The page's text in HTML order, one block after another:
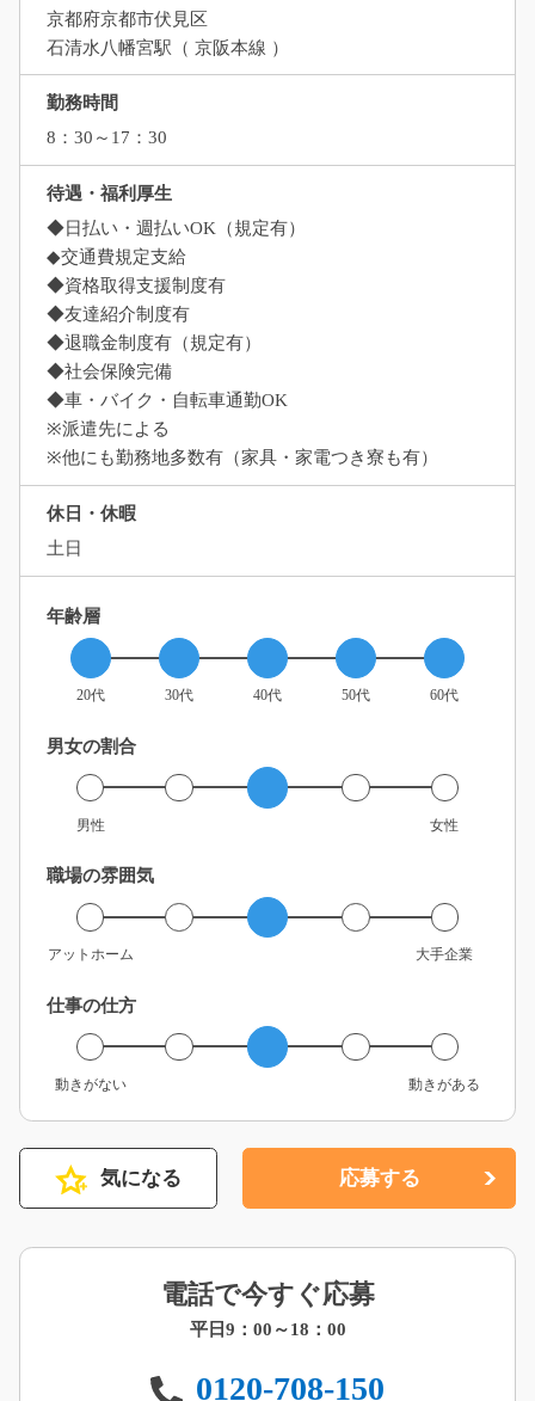
京都府京都市伏見区
石清水八幡宮駅（ 京阪本線 ）
勤務時間
8：30～17：30
待遇・福利厚生
◆日払い・週払いOK（規定有）
◆交通費規定支給
◆資格取得支援制度有
◆友達紹介制度有
◆退職金制度有（規定有）
◆社会保険完備
◆車・バイク・自転車通勤OK
※派遣先による
※他にも勤務地多数有（家具・家電つき寮も有）
休日・休暇
土日
年齢層
20代 30代 40代 50代 60代
男女の割合
男性 女性
職場の雰囲気
アットホーム 大手企業
仕事の仕方
動きがない 動きがある
気になる 応募する
電話で今すぐ応募
平日9：00～18：00
0120-708-150